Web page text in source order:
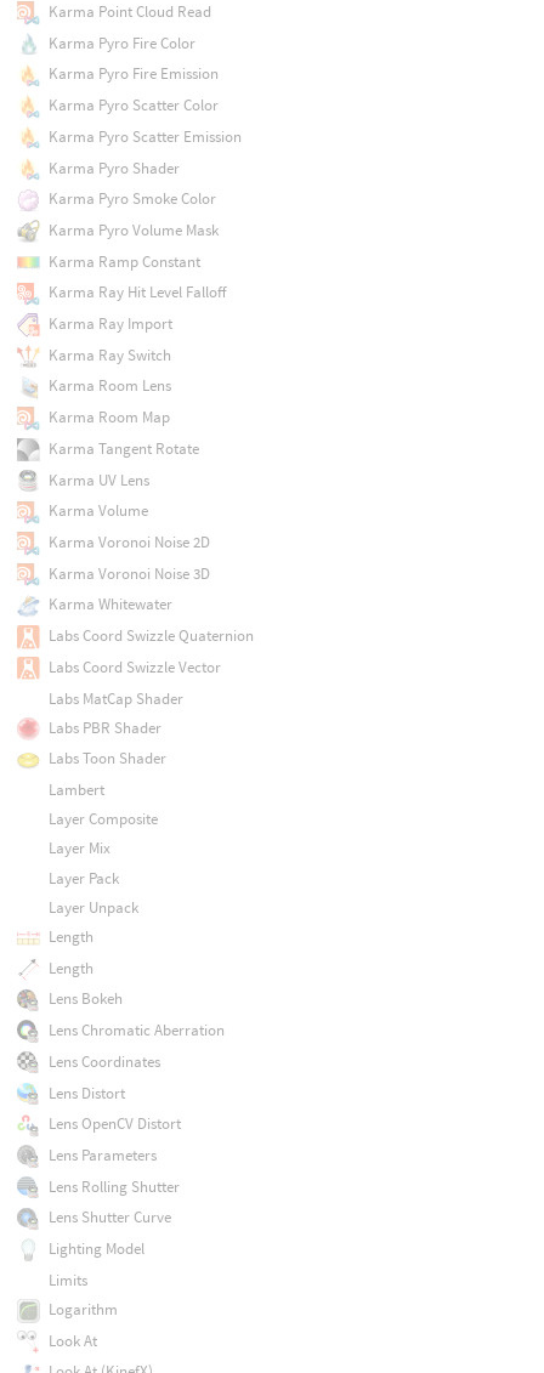
Karma Point Cloud Read
Karma Pyro Fire Color
Karma Pyro Fire Emission
Karma Pyro Scatter Color
Karma Pyro Scatter Emission
Karma Pyro Shader
Karma Pyro Smoke Color
Karma Pyro Volume Mask
Karma Ramp Constant
Karma Ray Hit Level Falloff
Karma Ray Import
Karma Ray Switch
Karma Room Lens
Karma Room Map
Karma Tangent Rotate
Karma UV Lens
Karma Volume
Karma Voronoi Noise 2D
Karma Voronoi Noise 3D
Karma Whitewater
Labs Coord Swizzle Quaternion
Labs Coord Swizzle Vector
Labs MatCap Shader
Labs PBR Shader
Labs Toon Shader
Lambert
Layer Composite
Layer Mix
Layer Pack
Layer Unpack
Length
Length
Lens Bokeh
Lens Chromatic Aberration
Lens Coordinates
Lens Distort
Lens OpenCV Distort
Lens Parameters
Lens Rolling Shutter
Lens Shutter Curve
Lighting Model
Limits
Logarithm
Look At